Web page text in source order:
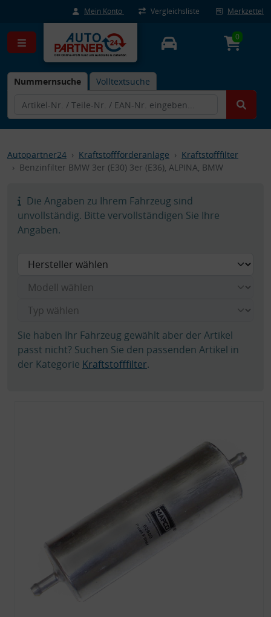
Mein Konto Vergleichsliste Merkzettel
Nummernsuche Volltextsuche
0
Autopartner24 Kraftstoffförderanlage
Kraftstofffilter
Benzinfilter BMW 3er (E30) 3er (E36), ALPINA, BMW
Die Angaben zu Ihrem Fahrzeug sind
unvollständig. Bitte vervollständigen Sie Ihre
Angaben.
Sie haben Ihr Fahrzeug gewählt aber der Artikel
passt nicht? Suchen Sie den passenden Artikel in
der Kategorie Kraftstofffilter.